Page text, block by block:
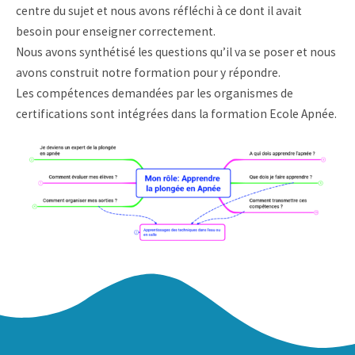
centre du sujet et nous avons réfléchi à ce dont il avait
besoin pour enseigner correctement.
Nous avons synthétisé les questions qu’il va se poser et nous
avons construit notre formation pour y répondre.
Les compétences demandées par les organismes de
certifications sont intégrées dans la formation Ecole Apnée.